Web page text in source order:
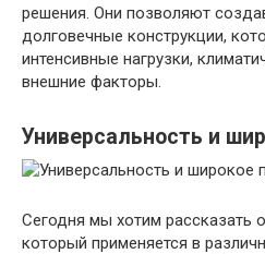
решения. Они позволяют
долговечные конструкции,
интенсивные нагрузки,
внешние факторы.
Универсальность и
Сегодня мы хотим рассказать
который применяется в